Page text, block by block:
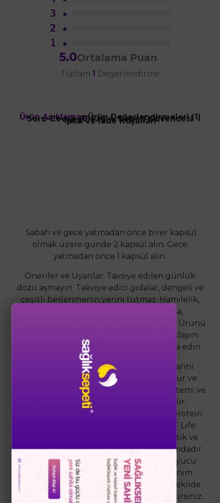
3 ★
2 ★
1 ★
5.0Ortalama Puan
Toplam 1 Değerlendirme
Ürün AçıklamasıÜrün Değerlendirmeleri (1)
Soru-Cevap (0)Sağlık Sepeti Güvencesi
İptal ve İade Koşulları
Sabah ve gece yatmadan önce birer kapsül
olmak üzere günde 2 kapsül alın. Gece
yatmadan önce 1 kapsül alın.
Öneriler ve Uyarılar: Tavsiye edilen günlük
dozu aşmayın. Takviye edici gıdalar, dengeli ve
çeşitli beslenmenin yerini tutmaz. Hamilelik,
emzirme, veya tıbbi bir durum varsa,
kullanmadan önce doktorunuza danışın. Ürünü
çocukların ulaşamayacağı bir yerde saklayın.
Ürünü serin ve kuru bir yerde muhafaza edin.
Faydaları: Magnezyum: Kas fonksiyonlarını
destekler, enerji üretimine yardımcı olur ve
sinir sistemi sağlığını korur. Bağışıklık sistemi ve
sindirim sağlığına katkıda bulunabilir.
Bağışıklık sistemi, hücre bölünmesi ve protein
sentezi için önemli bir mineraldir. NBT Life
Duobalance Hp, magnezyum, postbiyotik ve
çinko içeren kapsamlı bir takviye edici gıdadır.
Hem akut dönemler için hem de koruyucu
amaçlı kullanım için uygundur. Kullanım
önerilerini takip ederek ürünü doğru şekilde
tüketebilir ve faydalarından yararlanabilirsiniz.